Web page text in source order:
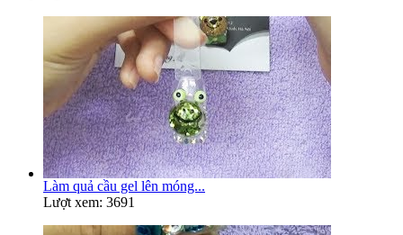
Làm quả cầu gel lên móng...
Lượt xem: 3691